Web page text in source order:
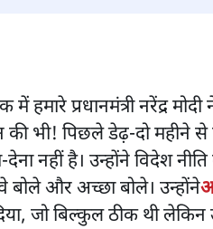
हमारे प्रधानमंत्री नरेंद्र
भी! पिछले डेढ़-दो महीने से
देना नहीं है। उन्होंने विदेश
बोले और अच्छा बोले। उन्होंने
जो बिल्कुल ठीक थी लेकिन